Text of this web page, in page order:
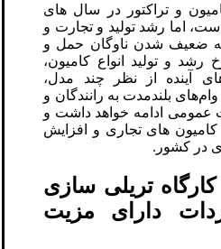
و تراکتور در سال های
اما رشد تولید و تجارت و
ضعیف شدن ناوگان حمل و
و تولید انواع کامیون،
آینده از نظر چند مدل،
وام‌های بلندمدت به رانندگان و
عمومی ادامه خواهد داشت و
های تجاری و افزایش
در کشور.
کارگاه تریلی سازی
دارای مزیت